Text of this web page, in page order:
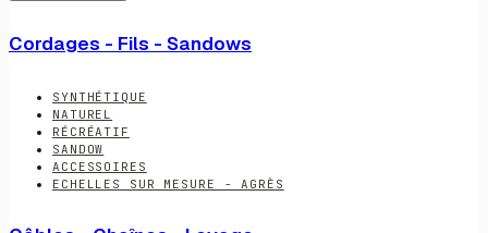
Cordages - Fils - Sandows
SYNTHÉTIQUE
NATUREL
RÉCRÉATIF
SANDOW
ACCESSOIRES
ECHELLES SUR MESURE - AGRÈS